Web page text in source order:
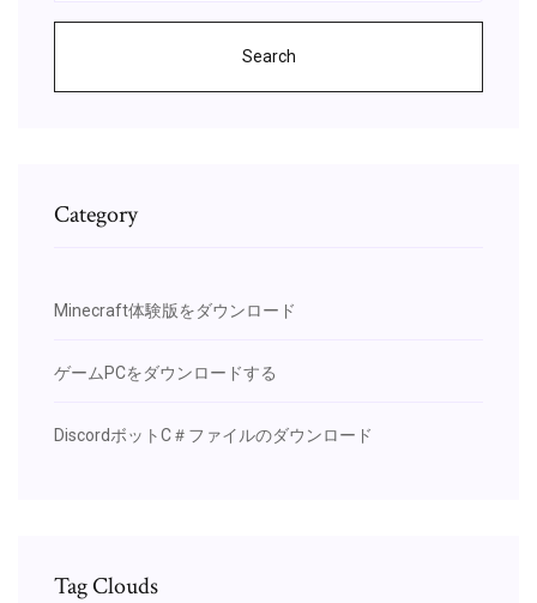
Search
Category
Minecraft体験版をダウンロード
ゲームPCをダウンロードする
DiscordボットC＃ファイルのダウンロード
Tag Clouds